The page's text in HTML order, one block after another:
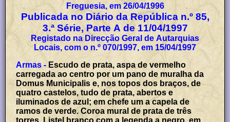
Freguesia, em 26/04/1996
Publicada no Diário da República n.º 85,
3.ª Série, Parte A de 11/04/1997
Registado na Direcção Geral de Autarquias
Locais, com o n.º 070/1997, em 15/04/1997
Armas - Escudo de prata, aspa de vermelho
carregada ao centro por um pano de muralha da
Domus Municipalis e, nos topos dos braços, de
quatro castelos, tudo de prata, abertos e
iluminados de azul; em chefe um a capela de
ramos de verde. Coroa mural de prata de três
torres. Listel branco com a legenda a negro, em